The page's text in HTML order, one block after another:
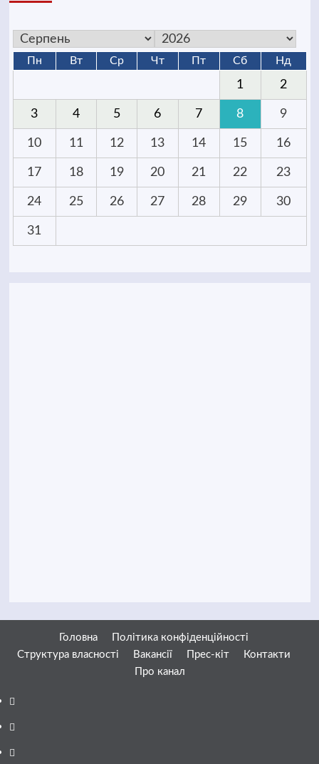
Пн Вт Ср Чт Пт Сб Нд
1 2
3 4 5 6 7 8 9
10 11 12 13 14 15 16
17 18 19 20 21 22 23
24 25 26 27 28 29 30
31
Головна
Політика конфіденційності
Структура власності
Вакансії Прес-кіт
Контакти
Про канал
Facebook
YouTube
Telegram